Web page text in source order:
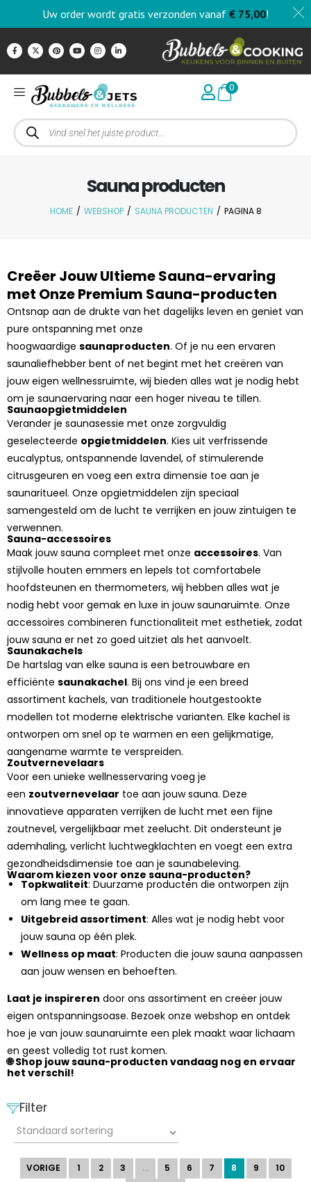
Uw order wordt gratis verzonden vanaf € 75,00!
0
Sauna producten
HOME / WEBSHOP / SAUNA PRODUCTEN / PAGINA 8
Creëer Jouw Ultieme Sauna-ervaring
met Onze Premium Sauna-producten
Ontsnap aan de drukte van het dagelijks leven en geniet van
pure ontspanning met onze
hoogwaardige saunaproducten. Of je nu een ervaren
saunaliefhebber bent of net begint met het creëren van
jouw eigen wellnessruimte, wij bieden alles wat je nodig hebt
om je saunaervaring naar een hoger niveau te tillen.
Saunaopgietmiddelen
Verander je saunasessie met onze zorgvuldig
geselecteerde opgietmiddelen. Kies uit verfrissende
eucalyptus, ontspannende lavendel, of stimulerende
citrusgeuren en voeg een extra dimensie toe aan je
saunaritueel. Onze opgietmiddelen zijn speciaal
samengesteld om de lucht te verrijken en jouw zintuigen te
verwennen.
Sauna-accessoires
Maak jouw sauna compleet met onze accessoires. Van
stijlvolle houten emmers en lepels tot comfortabele
hoofdsteunen en thermometers, wij hebben alles wat je
nodig hebt voor gemak en luxe in jouw saunaruimte. Onze
accessoires combineren functionaliteit met esthetiek, zodat
jouw sauna er net zo goed uitziet als het aanvoelt.
Saunakachels
De hartslag van elke sauna is een betrouwbare en
efficiënte saunakachel. Bij ons vind je een breed
assortiment kachels, van traditionele houtgestookte
modellen tot moderne elektrische varianten. Elke kachel is
ontworpen om snel op te warmen en een gelijkmatige,
aangename warmte te verspreiden.
Zoutvernevelaars
Voor een unieke wellnesservaring voeg je
een zoutvernevelaar toe aan jouw sauna. Deze
innovatieve apparaten verrijken de lucht met een fijne
zoutnevel, vergelijkbaar met zeelucht. Dit ondersteunt je
ademhaling, verlicht luchtwegklachten en voegt een extra
gezondheidsdimensie toe aan je saunabeleving.
Waarom kiezen voor onze sauna-producten?
Topkwaliteit: Duurzame producten die ontworpen zijn
om lang mee te gaan.
Uitgebreid assortiment: Alles wat je nodig hebt voor
jouw sauna op één plek.
Wellness op maat: Producten die jouw sauna aanpassen
aan jouw wensen en behoeften.
Laat je inspireren door ons assortiment en creëer jouw
eigen ontspanningsoase. Bezoek onze webshop en ontdek
hoe je van jouw saunaruimte een plek maakt waar lichaam
en geest volledig tot rust komen.
🌐 Shop jouw sauna-producten vandaag nog en ervaar
het verschil!
Filter
VORIGE 1 2 3 … 5 6 7 8 9
10